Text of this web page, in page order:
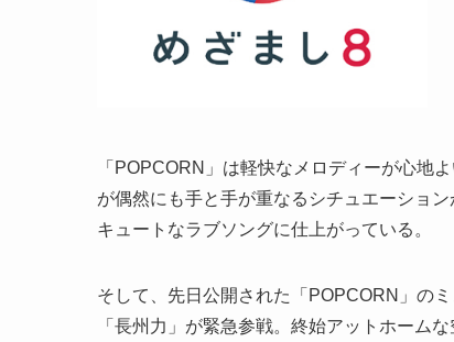
「POPCORN」は軽快なメロディーが心地
が偶然にも手と手が重なるシチュエーショ
キュートなラブソングに仕上がっている。
そして、先日公開された「POPCORN」の
「長州力」が緊急参戦。終始アットホーム